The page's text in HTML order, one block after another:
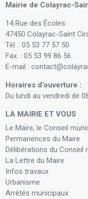
Mairie de Colayrac-
14 Rue des Écoles
47450 Colayrac-Saint
Tél. : 05 53 77 57 50
Fax. : 05 53 99 86 56
E-mail :
Horaires d’ouverture :
Du lundi au vendredi de
LA MAIRIE ET VOUS
Le Maire, le Conseil
Permanences du Maire
Délibérations du Conseil
La Lettre du Maire
Infos travaux
Urbanisme
Arrêtés municipaux